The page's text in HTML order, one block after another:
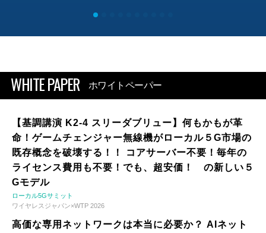
WHITE PAPER ホワイトペーパー
【基調講演 K2-4 スリーダブリュー】何もかもが革
命！ゲームチェンジャー無線機がローカル５G市場の
既存概念を破壊する！！ コアサーバー不要！毎年の
ライセンス費用も不要！でも、超安価！ の新しい５
Gモデル
ローカル5Gサミット
ワイヤレスジャパン×WTP 2026
高価な専用ネットワークは本当に必要か？ AIネット